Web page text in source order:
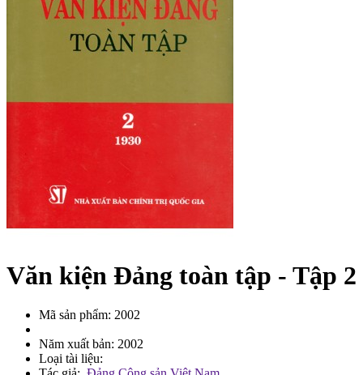
Văn kiện Đảng toàn tập - Tập 2
Mã sản phẩm: 2002
Năm xuất bản: 2002
Loại tài liệu: